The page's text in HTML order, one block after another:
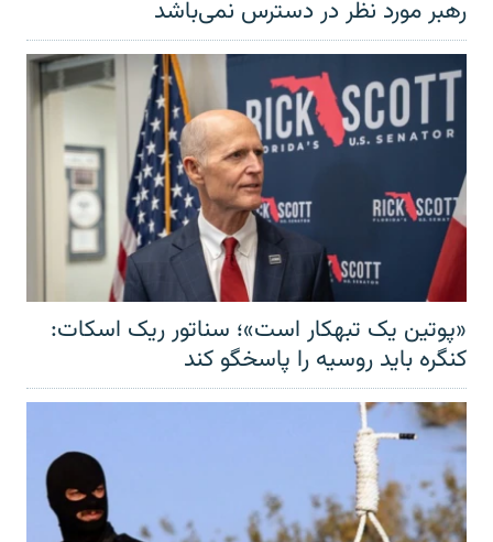
رهبر مورد نظر در دسترس نمی‌باشد
«پوتین یک تبهکار است»؛ سناتور ریک اسکات:
کنگره باید روسیه را پاسخگو کند